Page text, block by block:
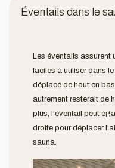
Éventails dans le
Les éventails assurent
faciles à utiliser dans
déplacé de haut en
autrement resterait de
plus, l'éventail peut
droite pour déplacer
sauna.